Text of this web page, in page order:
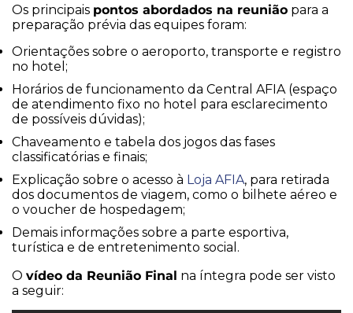
Os principais pontos abordados na reunião para a
preparação prévia das equipes foram:
Orientações sobre o aeroporto, transporte e registro
no hotel;
Horários de funcionamento da Central AFIA (espaço
de atendimento fixo no hotel para esclarecimento
de possíveis dúvidas);
Chaveamento e tabela dos jogos das fases
classificatórias e finais;
Explicação sobre o acesso à Loja AFIA, para retirada
dos documentos de viagem, como o bilhete aéreo e
o voucher de hospedagem;
Demais informações sobre a parte esportiva,
turística e de entretenimento social.
O vídeo da Reunião Final na íntegra pode ser visto
a seguir: